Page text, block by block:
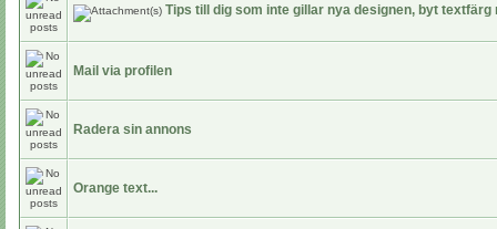
Tips till dig som inte gillar nya designen, byt textfärg
Mail via profilen
Radera sin annons
Orange text...